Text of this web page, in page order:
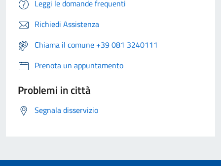
Leggi le domande frequenti
Richiedi Assistenza
Chiama il comune +39 081 3240111
Prenota un appuntamento
Problemi in città
Segnala disservizio